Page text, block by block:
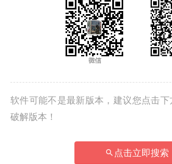
软件可能不是最新版本，建议您点击
破解版本！
点击立即搜索